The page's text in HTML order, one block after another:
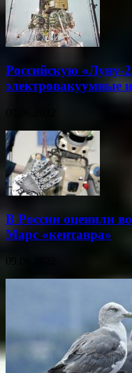
Российскую «Луну-
электровакуумные
В России оценили
Марс «кентавра»